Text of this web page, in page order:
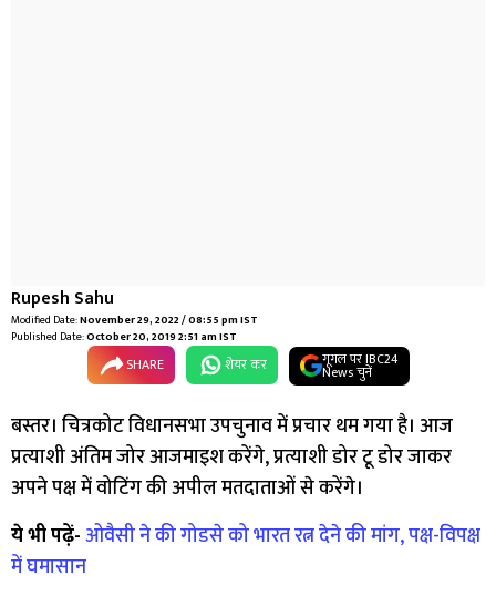
Rupesh Sahu
Modified Date:November 29, 2022 / 08:55 pm IST
Published Date:October 20, 2019 2:51 am IST
SHARE शेयर कर गूगल पर IBC24
News चुनें
बस्तर। चित्रकोट विधानसभा उपचुनाव में प्रचार थम गया है। आज
प्रत्याशी अंतिम जोर आजमाइश करेंगे, प्रत्याशी डोर टू डोर जाकर
अपने पक्ष में वोटिंग की अपील मतदाताओं से करेंगे।
ये भी पढ़ें-ओवैसी ने की गोडसे को भारत रत्न देने की मांग, पक्ष-विपक्ष
में घमासान